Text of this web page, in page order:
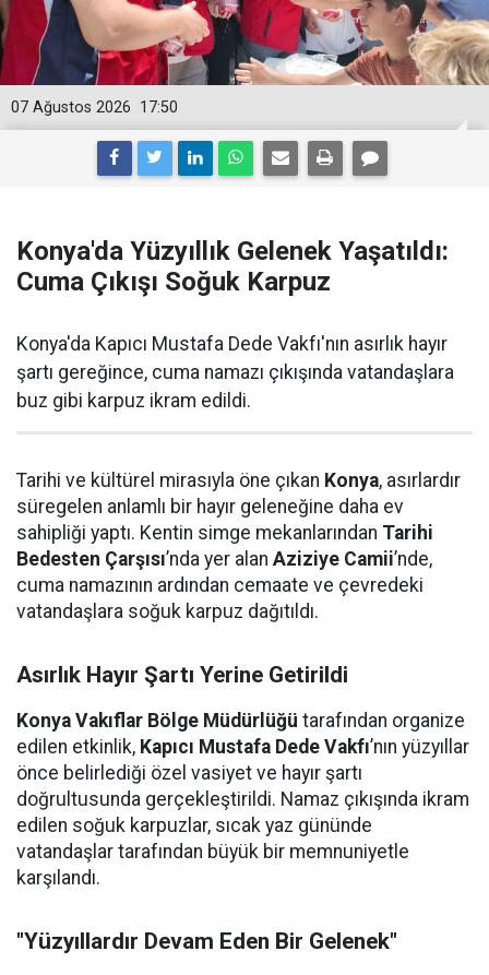
17:50
07 Ağustos 2026
Konya'da Yüzyıllık Gelenek Yaşatıldı:
Cuma Çıkışı Soğuk Karpuz
Konya'da Kapıcı Mustafa Dede Vakfı'nın asırlık hayır
şartı gereğince, cuma namazı çıkışında vatandaşlara
buz gibi karpuz ikram edildi.
Tarihi ve kültürel mirasıyla öne çıkan Konya, asırlardır
süregelen anlamlı bir hayır geleneğine daha ev
sahipliği yaptı. Kentin simge mekanlarından Tarihi
Bedesten Çarşısı’nda yer alan Aziziye Camii’nde,
cuma namazının ardından cemaate ve çevredeki
vatandaşlara soğuk karpuz dağıtıldı.
Asırlık Hayır Şartı Yerine Getirildi
Konya Vakıflar Bölge Müdürlüğü tarafından organize
edilen etkinlik, Kapıcı Mustafa Dede Vakfı’nın yüzyıllar
önce belirlediği özel vasiyet ve hayır şartı
doğrultusunda gerçekleştirildi. Namaz çıkışında ikram
edilen soğuk karpuzlar, sıcak yaz gününde
vatandaşlar tarafından büyük bir memnuniyetle
karşılandı.
"Yüzyıllardır Devam Eden Bir Gelenek"